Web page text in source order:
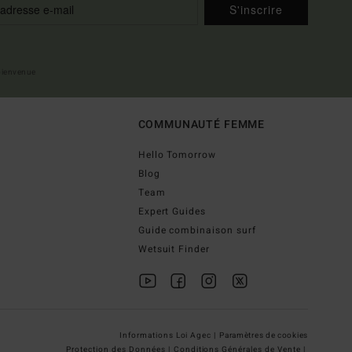
S'inscrire
COMMUNAUTÉ FEMME
Hello Tomorrow
Blog
Team
Expert Guides
Guide combinaison surf
Wetsuit Finder
Informations Loi Agec | Paramètres de cookies